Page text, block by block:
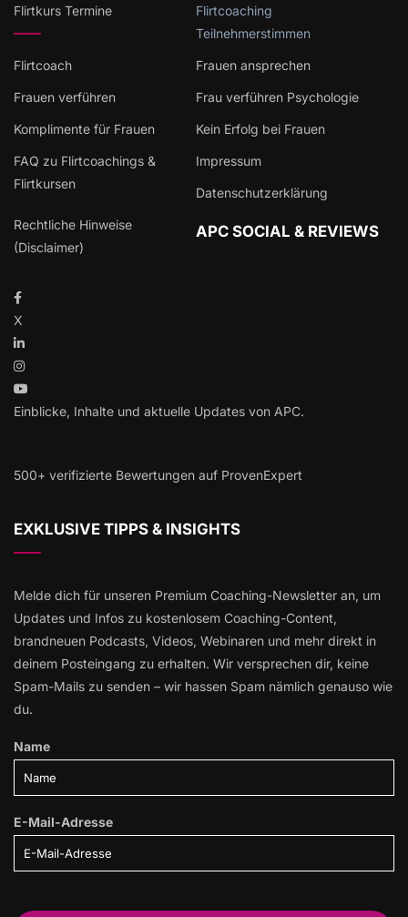
Flirtkurs Termine
Flirtcoaching
Teilnehmerstimmen
Flirtcoach Frauen ansprechen
Frauen verführen Frau verführen Psychologie
Komplimente für Frauen Kein Erfolg bei Frauen
FAQ zu Flirtcoachings &
Flirtkursen
Impressum
Datenschutzerklärung
Rechtliche Hinweise
(Disclaimer)
APC SOCIAL & REVIEWS
X
Einblicke, Inhalte und aktuelle Updates von APC.
500+ verifizierte Bewertungen auf ProvenExpert
EXKLUSIVE TIPPS & INSIGHTS
Melde dich für unseren Premium Coaching-Newsletter an, um
Updates und Infos zu kostenlosem Coaching-Content,
brandneuen Podcasts, Videos, Webinaren und mehr direkt in
deinem Posteingang zu erhalten. Wir versprechen dir, keine
Spam-Mails zu senden – wir hassen Spam nämlich genauso wie
du.
Name
E-Mail-Adresse